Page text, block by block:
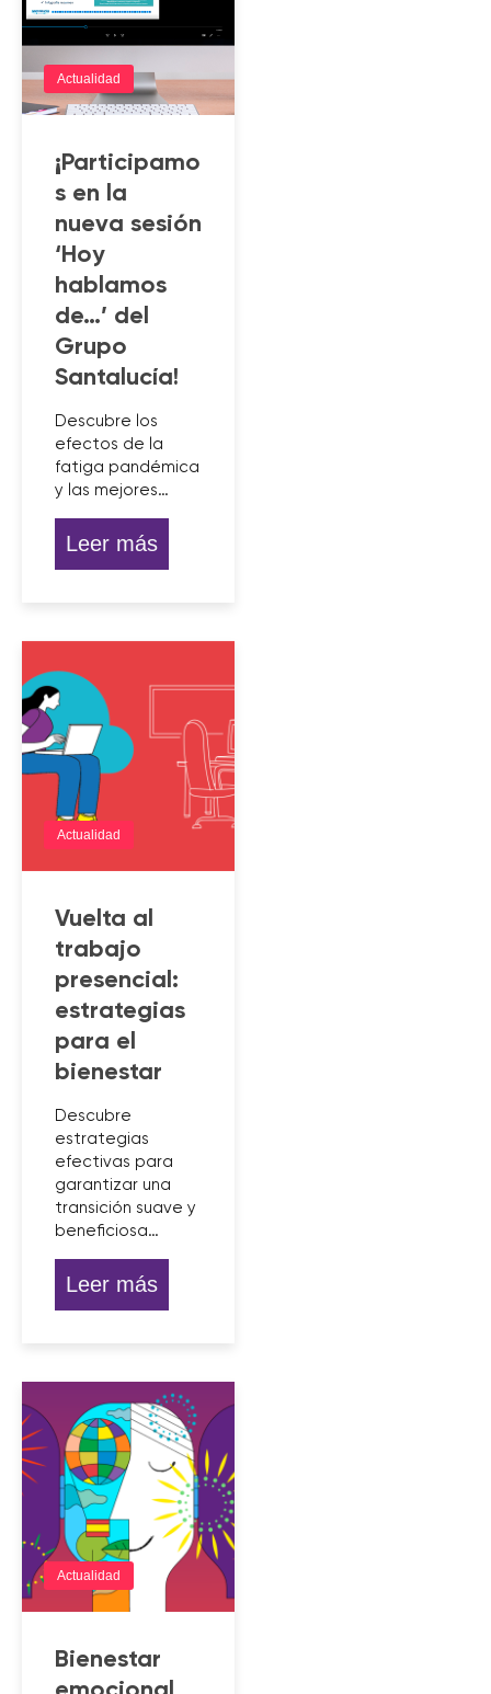
Actualidad
¡Participamo
s en la
nueva sesión
‘Hoy
hablamos
de…’ del
Grupo
Santalucía!
Descubre los
efectos de la
fatiga pandémica
y las mejores…
Leer más
Actualidad
Vuelta al
trabajo
presencial:
estrategias
para el
bienestar
Descubre
estrategias
efectivas para
garantizar una
transición suave y
beneficiosa…
Leer más
Actualidad
Bienestar